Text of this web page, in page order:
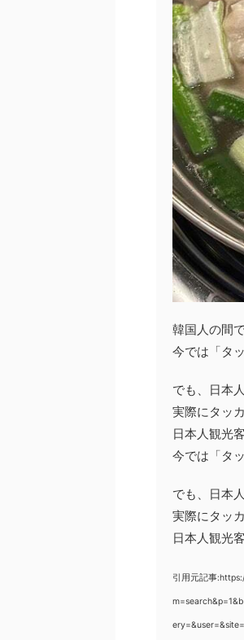
韓国人の間
今では「タ
でも、日本
実際にタッ
日本人観光
今では「タ
でも、日本
実際にタッ
日本人観光
引用元記事